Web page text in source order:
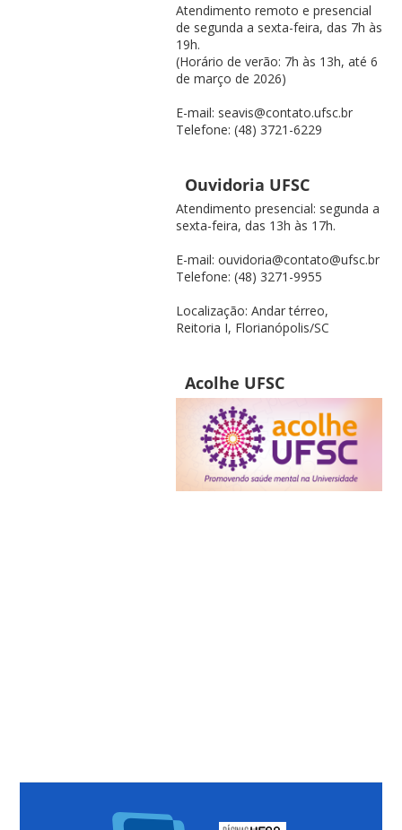
Atendimento remoto e presencial
de segunda a sexta-feira, das 7h às
19h.
(Horário de verão: 7h às 13h, até 6
de março de 2026)
E-mail: seavis@contato.ufsc.br
Telefone: (48) 3721-6229
Ouvidoria UFSC
Atendimento presencial: segunda a
sexta-feira, das 13h às 17h.
E-mail: ouvidoria@contato@ufsc.br
Telefone: (48) 3271-9955
Localização: Andar térreo,
Reitoria I, Florianópolis/SC
Acolhe UFSC